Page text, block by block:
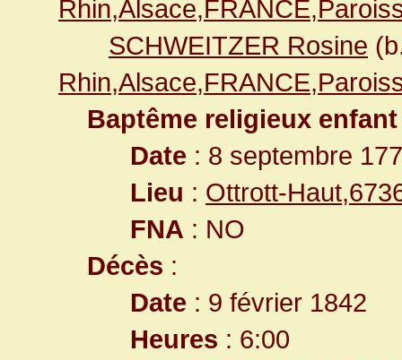
SCHWEITZER Rosine
Baptême religieux enfant
Date : 8 septembre
Lieu : Ottrott-
FNA : NO
Décès :
Date : 9 février 1842
Heures : 6:00